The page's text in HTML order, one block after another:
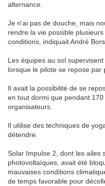
alternance.
Je n'ai pas de douche, mais
rendre la vie possible
conditions, indiquait André
Les équipes au sol
lorsque le pilote se repose par
Il avait la possibilité de se
en tout dormi que pendant
organisateurs.
Il utilise des techniques de
détendre.
Solar Impulse 2, dont les ailes
photovoltaïques, avait été
mauvaises conditions
de temps favorable pour